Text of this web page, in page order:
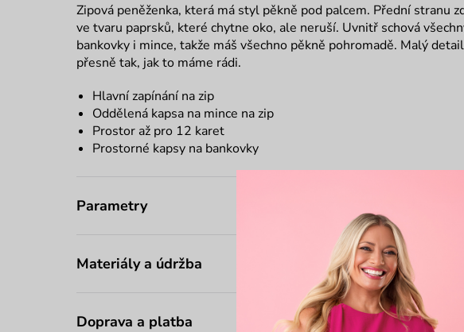
Zipová peněženka, která má styl pěkně pod palcem. Přední stranu
ve tvaru paprsků, které chytne oko, ale neruší. Uvnitř schová
bankovky i mince, takže máš všechno pěkně pohromadě. Malý
přesně tak, jak to máme rádi.
Hlavní zapínání na zip
Oddělená kapsa na mince na zip
Prostor až pro 12 karet
Prostorné kapsy na bankovky
Parametry
Materiály a údržba
Doprava a platba